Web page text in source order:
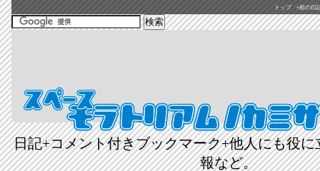
トップ «前の日
日記+コメント付きブックマーク+他人にも役
報など。